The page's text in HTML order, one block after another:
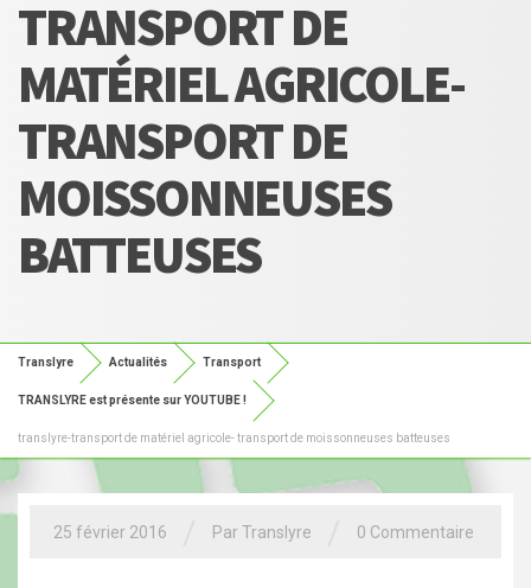
TRANSPORT DE
MATÉRIEL AGRICOLE-
TRANSPORT DE
MOISSONNEUSES
BATTEUSES
Translyre Actualités Transport
TRANSLYRE est présente sur YOUTUBE !
translyre-transport de matériel agricole- transport de moissonneuses batteuses
25 février 2016 Par Translyre 0 Commentaire